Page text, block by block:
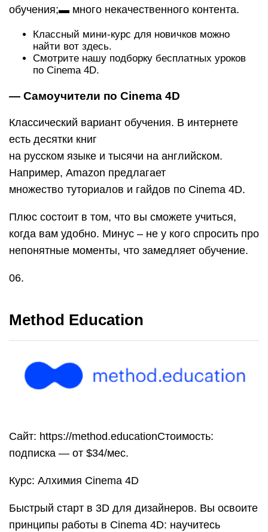
обучения;▬ много некачественного контента.
Классный мини-курс для новичков можно
найти вот здесь.
Смотрите нашу подборку бесплатных уроков
по Cinema 4D.
— Самоучители по Cinema 4D
Классический вариант обучения. В интернете
есть десятки книг
на русском языке и тысячи на английском.
Например, Amazon предлагает
множество туториалов и гайдов по Cinema 4D.
Плюс состоит в том, что вы сможете учиться,
когда вам удобно. Минус – не у кого спросить про
непонятные моменты, что замедляет обучение.
06.
Method Education
Сайт: https://method.educationСтоимость:
подписка — от $34/мес.
Курс: Aлхимия Cinema 4D
Быстрый старт в 3D для дизайнеров. Вы освоите
принципы работы в Cinema 4D: научитесь